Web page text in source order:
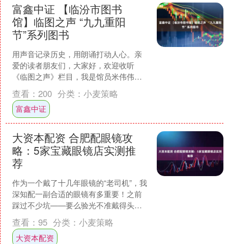
富鑫中证 【临汾市图书
馆】临图之声 “九九重阳
节”系列图书
用声音记录历史，用朗诵打动人心。亲
爱的读者朋友们，大家好，欢迎收听
《临图之声》栏目，我是馆员米伟伟。
今日为大家诵读的内容：张彦辉《中华
传统节日：重阳节》选段，....
查看： 200 分类： 小麦策略
富鑫中证
大资本配资 合肥配眼镜攻
略：5家宝藏眼镜店实测推
荐
作为一个戴了十几年眼镜的“老司机”，我
深知配一副合适的眼镜有多重要！之前
踩过不少坑——要么验光不准戴得头
晕，要么被“镜片4折、镜框翻倍”的套路
忽悠，甚至买到过用....
查看： 95 分类： 小麦策略
大资本配资